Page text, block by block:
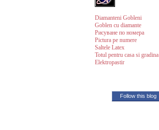
Diamanteni Gobleni
Goblen cu diamante
Рисуване по номера
Pictura pe numere
Saltele Latex
Totul pentru casa si gradina
Elektropastir
Follow this blog